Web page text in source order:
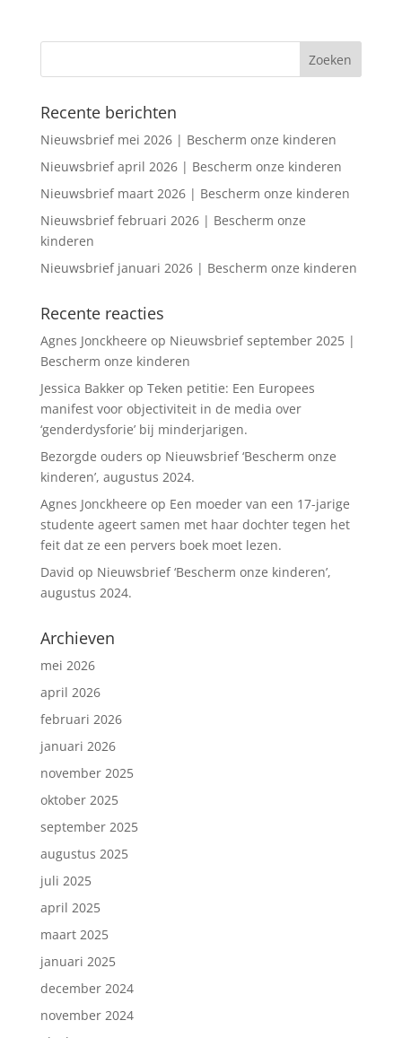
Recente berichten
Nieuwsbrief mei 2026 | Bescherm onze kinderen
Nieuwsbrief april 2026 | Bescherm onze kinderen
Nieuwsbrief maart 2026 | Bescherm onze kinderen
Nieuwsbrief februari 2026 | Bescherm onze
kinderen
Nieuwsbrief januari 2026 | Bescherm onze kinderen
Recente reacties
Agnes Jonckheere op Nieuwsbrief september 2025 |
Bescherm onze kinderen
Jessica Bakkerop Teken petitie: Een Europees
manifest voor objectiviteit in de media over
‘genderdysforie’ bij minderjarigen.
Bezorgde ouders op Nieuwsbrief ‘Bescherm onze
kinderen’, augustus 2024.
Agnes Jonckheere op Een moeder van een 17-jarige
studente ageert samen met haar dochter tegen het
feit dat ze een pervers boek moet lezen.
David op Nieuwsbrief ‘Bescherm onze kinderen’,
augustus 2024.
Archieven
mei 2026
april 2026
februari 2026
januari 2026
november 2025
oktober 2025
september 2025
augustus 2025
juli 2025
april 2025
maart 2025
januari 2025
december 2024
november 2024